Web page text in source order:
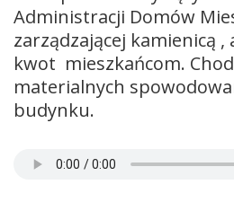
Administracji Domów
zarządzającej kamienicą ,
kwot mieszkańcom.
materialnych
budynku.